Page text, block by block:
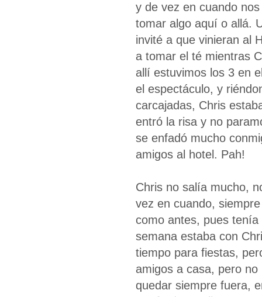
y de vez en cuando
tomar algo aquí o allá.
invité a que vinieran al
a tomar el té mientras
allí estuvimos los 3 en
el espectáculo, y
carcajadas, Chris
entró la risa y no
se enfadó mucho
amigos al hotel. Pah!
Chris no salía mucho,
vez en cuando,
como antes, pues
semana estaba con
tiempo para fiestas,
amigos a casa, pero
quedar siempre fuera,